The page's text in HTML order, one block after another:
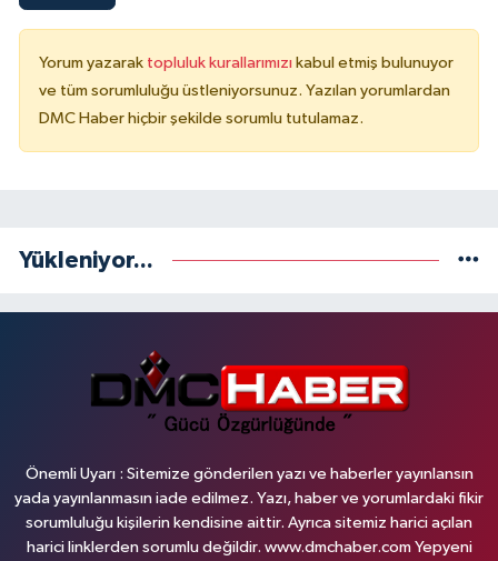
Yorum yazarak topluluk kurallarımızı kabul etmiş bulunuyor
ve tüm sorumluluğu üstleniyorsunuz. Yazılan yorumlardan
DMC Haber hiçbir şekilde sorumlu tutulamaz.
Yükleniyor...
Önemli Uyarı : Sitemize gönderilen yazı ve haberler yayınlansın
yada yayınlanmasın iade edilmez. Yazı, haber ve yorumlardaki fikir
sorumluluğu kişilerin kendisine aittir. Ayrıca sitemiz harici açılan
harici linklerden sorumlu değildir. www.dmchaber.com Yepyeni